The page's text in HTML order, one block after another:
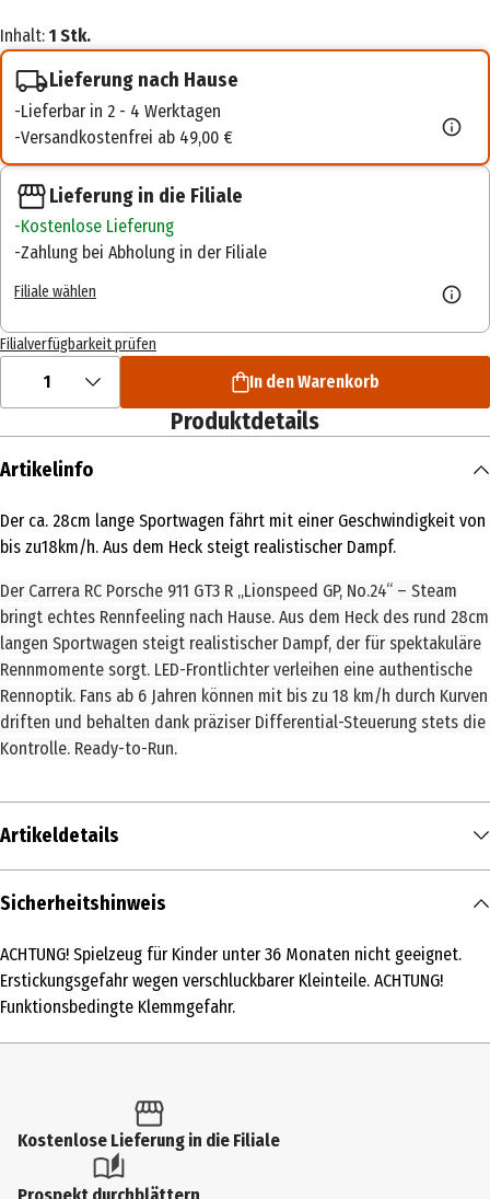
Inhalt: 1 Stk.
Lieferung nach Hause
Lieferbar in 2 - 4 Werktagen
Versandkostenfrei ab 49,00 €
Lieferung in die Filiale
Kostenlose Lieferung
Zahlung bei Abholung in der Filiale
Filiale wählen
Filialverfügbarkeit prüfen
1 In den Warenkorb
Produktdetails
Artikelinfo
Der ca. 28cm lange Sportwagen fährt mit einer Geschwindigkeit von
bis zu18km/h. Aus dem Heck steigt realistischer Dampf.
Der Carrera RC Porsche 911 GT3 R „Lionspeed GP, No.24“ – Steam
bringt echtes Rennfeeling nach Hause. Aus dem Heck des rund 28cm
langen Sportwagen steigt realistischer Dampf, der für spektakuläre
Rennmomente sorgt. LED-Frontlichter verleihen eine authentische
Rennoptik. Fans ab 6 Jahren können mit bis zu 18 km/h durch Kurven
driften und behalten dank präziser Differential-Steuerung stets die
Kontrolle. Ready-to-Run.
Artikeldetails
Inhalt
Produkttyp
RC Fahrzeuge
Altersempfehlung ab
Artikelnummer des Herstellers
370160153
Hersteller
Sicherheitshinweis
ACHTUNG! Spielzeug für Kinder unter 36 Monaten nicht geeignet.
Erstickungsgefahr wegen verschluckbarer Kleinteile. ACHTUNG!
Funktionsbedingte Klemmgefahr.
Kostenlose Lieferung in die Filiale